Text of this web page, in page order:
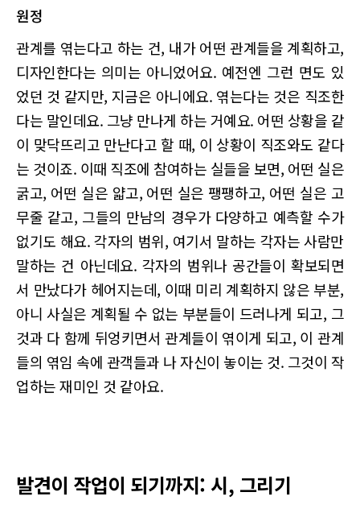
원정
관계를 엮는다고 하는 건, 내가 어떤 관계들을 계획하고,
디자인한다는 의미는 아니었어요. 예전엔 그런 면도 있
었던 것 같지만, 지금은 아니에요. 엮는다는 것은 직조한
다는 말인데요. 그냥 만나게 하는 거예요. 어떤 상황을 같
이 맞닥뜨리고 만난다고 할 때, 이 상황이 직조와도 같다
는 것이죠. 이때 직조에 참여하는 실들을 보면, 어떤 실은
굵고, 어떤 실은 얇고, 어떤 실은 팽팽하고, 어떤 실은 고
무줄 같고, 그들의 만남의 경우가 다양하고 예측할 수가
없기도 해요. 각자의 범위, 여기서 말하는 각자는 사람만
말하는 건 아닌데요. 각자의 범위나 공간들이 확보되면
서 만났다가 헤어지는데, 이때 미리 계획하지 않은 부분,
아니 사실은 계획될 수 없는 부분들이 드러나게 되고, 그
것과 다 함께 뒤엉키면서 관계들이 엮이게 되고, 이 관계
들의 엮임 속에 관객들과 나 자신이 놓이는 것. 그것이 작
업하는 재미인 것 같아요.
발견이 작업이 되기까지: 시, 그리기